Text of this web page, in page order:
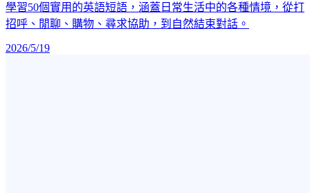
學習50個實用的英語短語，涵蓋日常生活中的各種情境，從打
招呼、閒聊、購物、尋求協助，到自然結束對話。
2026/5/19